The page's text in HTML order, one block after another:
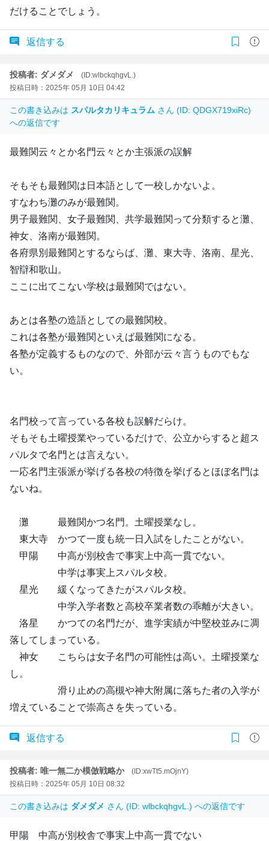
だけることでしょう。
返信する
投稿者: ダメダメ
(ID:wlbckqhgvL.)
投稿日時：2025年 05月 10日 04:42
この書き込みは スパルタカリキュラム さん (ID: QDGX719xiRc)
への返信です
最難関云々とか名門云々とか主張派の誤解
そもそも最難関は日本語として一校しかないよ。
すなわち灘のみが最難関。
男子最難関、女子最難関、共学最難関って分類すると灘、
神女、洛南が最難関。
各府県別最難関とするならば、灘、東大寺、洛南、星光、
智辯和歌山。
ここに出てこない学校は最難関ではない。
あとは各塾の造語としての最難関校。
これは各塾が最難関といえば最難関になる。
各塾が定義するものなので、外部が云々言うものでもな
い。
名門校って言っている各校も誤解だらけ。
そもそも土曜授業やっているだけで、公立からすると超ス
パルタで名門とは言えない。
一応名門主張派が挙げる各校の特徴を挙げるとほぼ名門は
ないね。
灘 最難関かつ名門。土曜授業なし。
東大寺 かつて一度も統一日入試をしたことがない。
甲陽 中高が別校舎で事実上中高一貫でない。
中学は事実上スパルタ校。
星光 緩くなってきたがスパルタ校。
中学入学者数と高校卒業者数の乖離が大きい。
洛星 かつての名門だが、進学実績が中堅校並みに凋
落してしまっている。
神女 こちらは女子名門の可能性は高い。土曜授業な
し。
滑り止めの高槻や神大附属に落ちた者の入学が
増えていることで崇高さを失っている。
返信する
投稿者: 唯一無二か模倣戦略か
(ID:xwTt5.mOjnY)
投稿日時：2025年 05月 10日 08:32
この書き込みは ダメダメ さん (ID: wlbckqhgvL.) への返信です
甲陽 中高が別校舎で事実上中高一貫でない